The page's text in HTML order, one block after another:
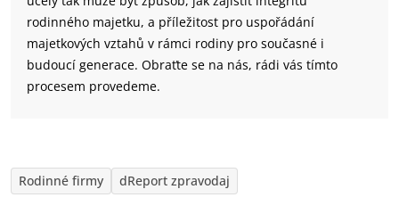
rodinného majetku, a příležitost pro uspořádání
majetkových vztahů v rámci rodiny pro současné i
budoucí generace. Obraťte se na nás, rádi vás tímto
procesem provedeme.
Rodinné firmy dReport zpravodaj